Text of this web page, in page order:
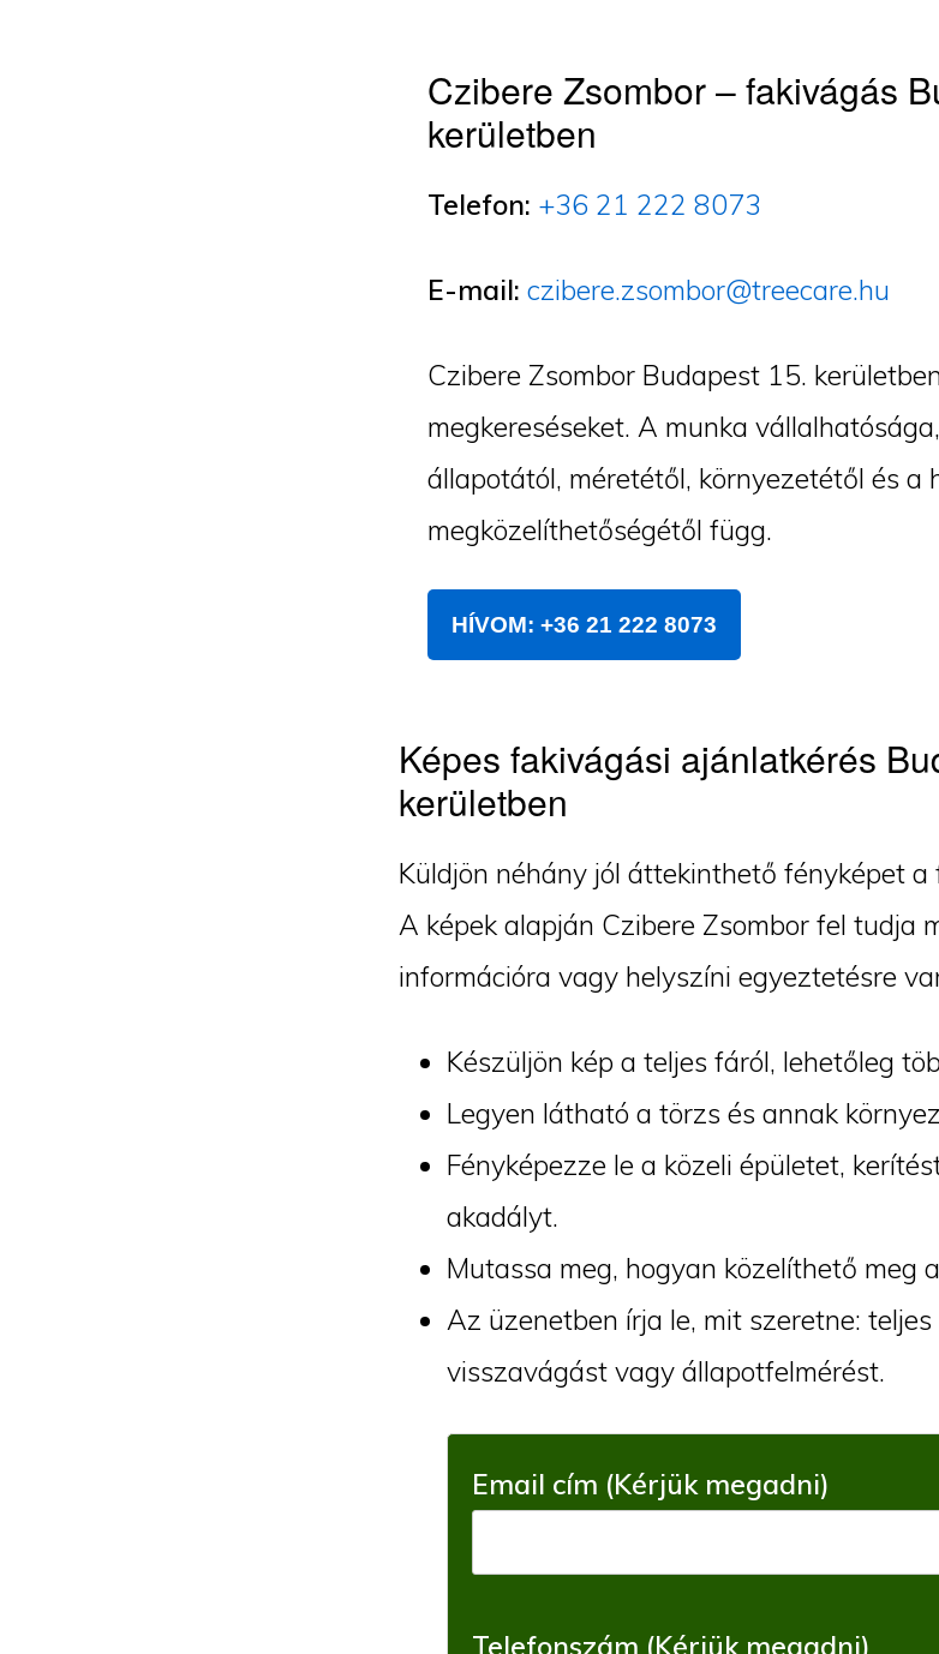
Czibere Zsombor – fakivágás
kerületben
Telefon: +36 21 222 8073
E-mail: czibere.zsombor@treecare.hu
Czibere Zsombor Budapest 15.
megkereséseket. A munka
állapotától, méretétől, környezetétől és a
megközelíthetőségétől függ.
HÍVOM: +36 21 222 8073
Képes fakivágási ajánlatkérés
kerületben
Küldjön néhány jól áttekinthető fényképet a
A képek alapján Czibere Zsombor fel tudja
információra vagy helyszíni egyeztetésre
Készüljön kép a teljes fáról, lehetőleg
Legyen látható a törzs és annak
Fényképezze le a közeli épületet,
akadályt.
Mutassa meg, hogyan közelíthető meg
Az üzenetben írja le, mit szeretne:
visszavágást vagy állapotfelmérést.
Email cím (Kérjük megadni)
Telefonszám (Kérjük megadni)